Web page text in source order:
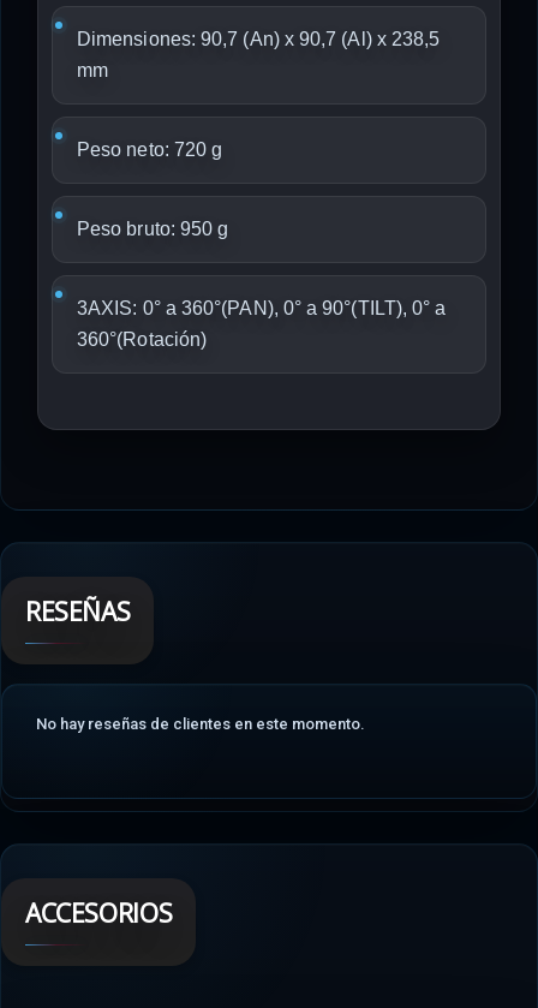
Dimensiones: 90,7 (An) x 90,7 (Al) x 238,5
mm
Peso neto: 720 g
Peso bruto: 950 g
3AXIS: 0° a 360°(PAN), 0° a 90°(TILT), 0° a
360°(Rotación)
RESEÑAS
No hay reseñas de clientes en este momento.
ACCESORIOS